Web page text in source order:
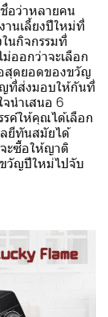
อว่าหลายคน
านเลี้ยงปีใหม่ที่
นกิจกรรมที่
ออกว่าจะเลือก
สุดยอดของขวัญ
ที่ส่งมอบให้กันที่
จนำเสนอ 6
รค์ให้คุณได้เลือก
ยีทันสมัยได้
ะซื้อให้ญาติ
วัญปีใหม่ไปจับ